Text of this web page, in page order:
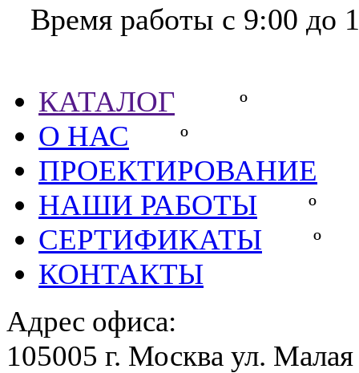
Время работы с 9:00 до
КАТАЛОГ
º
О НАС º
ПРОЕКТИРОВАНИЕ
НАШИ РАБОТЫ
СЕРТИФИКАТЫ
КОНТАКТЫ
Адрес офиса:
105005 г. Москва ул.